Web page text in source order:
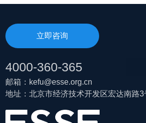
立即咨询
4000-360-365
邮箱：kefu@esse.org.cn
地址：北京市经济技术开发区宏达南路3